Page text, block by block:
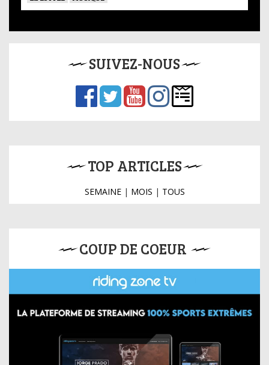
SUIVEZ-NOUS
TOP ARTICLES
SEMAINE| MOIS | TOUS
COUP DE COEUR